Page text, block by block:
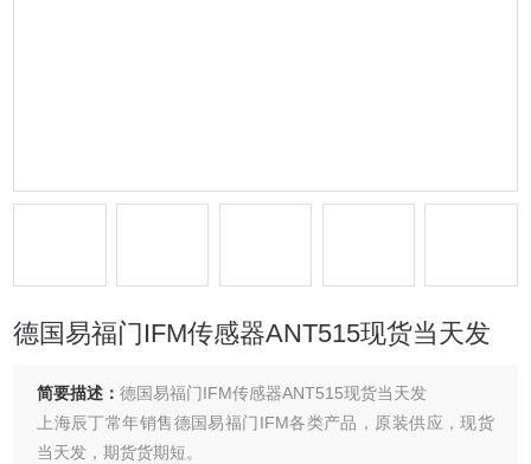
德国易福门IFM传感器ANT515现货当天发
简要描述：德国易福门IFM传感器ANT515现货当天发
上海辰丁常年销售德国易福门IFM各类产品，原装供应，现货
当天发，期货货期短。